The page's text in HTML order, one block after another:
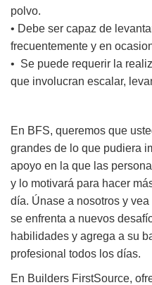
polvo.
• Debe ser capaz de
frecuentemente y en
• Se puede requerir la
que involucran escalar,
En BFS, queremos que
grandes de lo que pudiera
apoyo en la que las
y lo motivará para hacer
día. Únase a nosotros y
se enfrenta a nuevos
habilidades y agrega a su
profesional todos los días.
En Builders FirstSource,